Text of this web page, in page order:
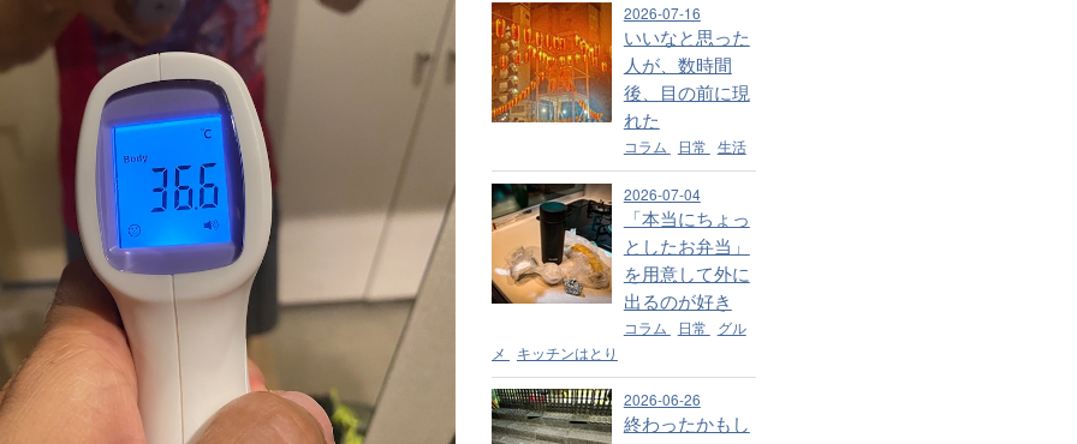
2026-07-16
いいなと思った
人が、数時間
後、目の前に現
れた
コラム 日常 生活
2026-07-04
「本当にちょっ
としたお弁当」
を用意して外に
出るのが好き
コラム 日常
グル
メ
キッチンはとり
2026-06-26
終わったかもし